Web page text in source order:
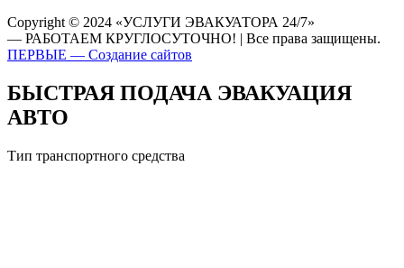
Copyright © 2024 «УСЛУГИ ЭВАКУАТОРА 24/7»
— РАБОТАЕМ КРУГЛОСУТОЧНО! | Все права защищены.
ПЕРВЫЕ — Создание сайтов
БЫСТРАЯ ПОДАЧА ЭВАКУАЦИЯ
АВТО
Тип транспортного средства